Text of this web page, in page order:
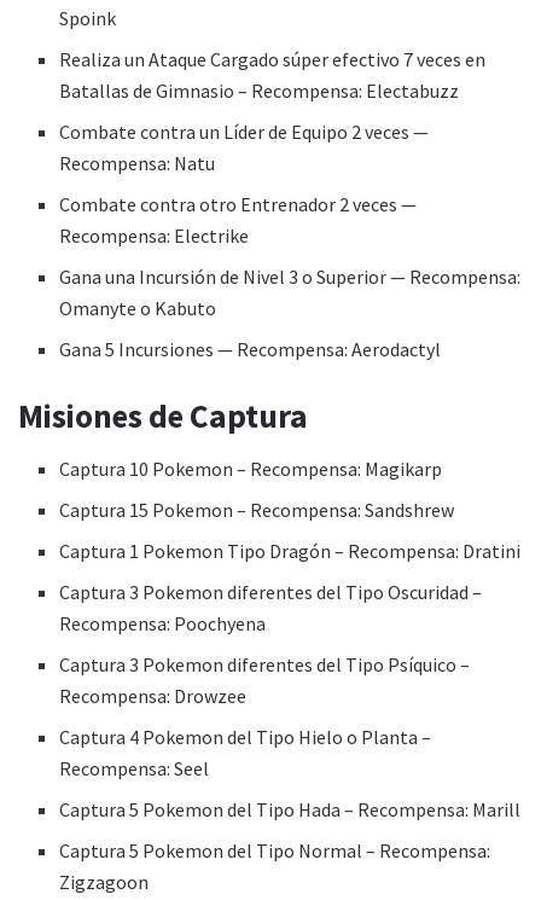
Spoink
Realiza un Ataque Cargado súper efectivo 7 veces en
Batallas de Gimnasio – Recompensa: Electabuzz
Combate contra un Líder de Equipo 2 veces —
Recompensa: Natu
Combate contra otro Entrenador 2 veces —
Recompensa: Electrike
Gana una Incursión de Nivel 3 o Superior — Recompensa:
Omanyte o Kabuto
Gana 5 Incursiones — Recompensa: Aerodactyl
Misiones de Captura
Captura 10 Pokemon – Recompensa: Magikarp
Captura 15 Pokemon – Recompensa: Sandshrew
Captura 1 Pokemon Tipo Dragón – Recompensa: Dratini
Captura 3 Pokemon diferentes del Tipo Oscuridad –
Recompensa: Poochyena
Captura 3 Pokemon diferentes del Tipo Psíquico –
Recompensa: Drowzee
Captura 4 Pokemon del Tipo Hielo o Planta –
Recompensa: Seel
Captura 5 Pokemon del Tipo Hada – Recompensa: Marill
Captura 5 Pokemon del Tipo Normal – Recompensa:
Zigzagoon